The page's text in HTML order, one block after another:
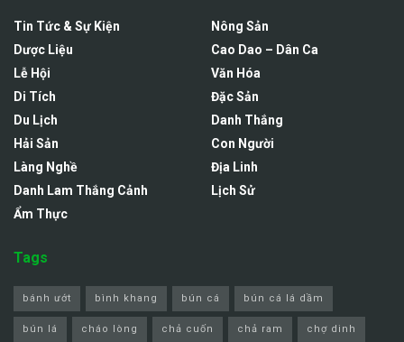
Tin Tức & Sự Kiện
Dược Liệu
Lễ Hội
Di Tích
Du Lịch
Hải Sản
Làng Nghề
Danh Lam Thắng Cảnh
Ẩm Thực
Nông Sản
Cao Dao – Dân Ca
Văn Hóa
Đặc Sản
Danh Thắng
Con Người
Địa Linh
Lịch Sử
Tags
bánh ướt bình khang bún cá bún cá lá dầm
bún lá cháo lòng chả cuốn chả ram chợ dinh